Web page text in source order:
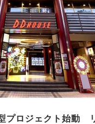
プロジェクト始動